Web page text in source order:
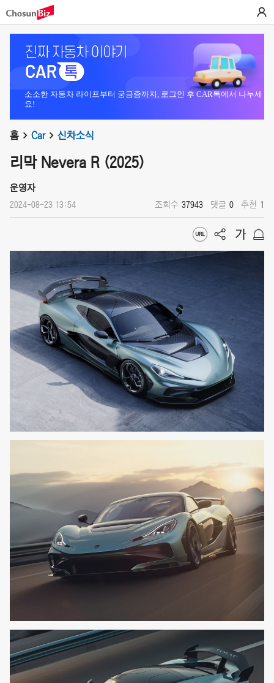
소소한 자동차 라이프부터 궁금증까지, 로그인 후 CAR톡에서 나누세
요!
홈 Car 신차소식
리막 Nevera R (2025)
운영자
2024-08-23 13:54 조회수 37943 댓글 0 추천 1